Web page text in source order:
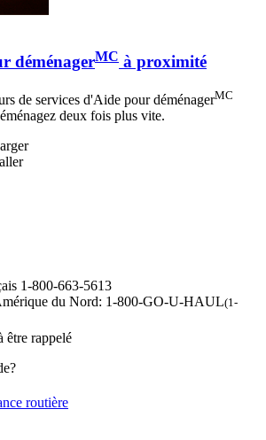
déménagerMC à proximité
de services d'Aide pour déménagerMC
deux fois plus vite.
1-800-663-5613
du Nord: 1-800-GO-U-HAUL(1-
être rappelé
routière